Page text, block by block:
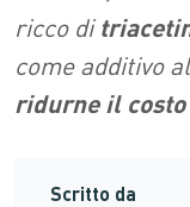
ricco di
come additivo
ridurne il costo
Scritto da